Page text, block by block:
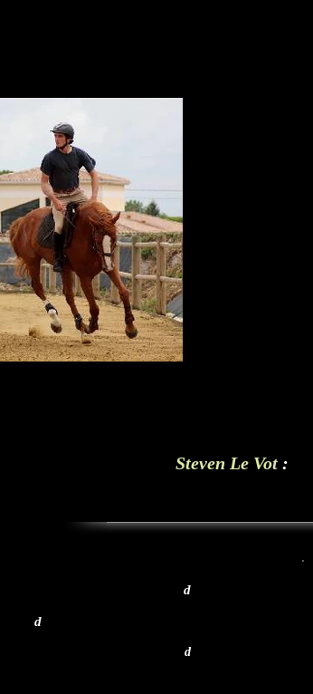
Steven Le Vot :
d
d
d